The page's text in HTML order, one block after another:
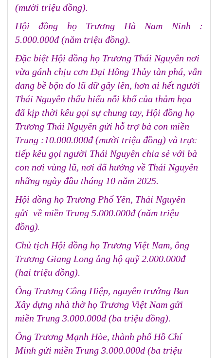
(mười triệu đồng).
Hội đồng họ Trương Hà Nam Ninh :
5.000.000đ (năm triệu đồng).
Đặc biệt Hội đồng họ Trương Thái Nguyên nơi
vừa gánh chịu cơn Đại Hồng Thủy tàn phá, vẫn
đang bề bộn do lũ dữ gây lên, hơn ai hết người
Thái Nguyên thấu hiểu nỗi khổ của thảm họa
đã kịp thời kêu gọi sự chung tay, Hội đồng họ
Trương Thái Nguyên gửi hỗ trợ bà con miền
Trung :10.000.000đ (mười triệu đồng) và trực
tiếp kêu gọi người Thái Nguyên chia sẻ với bà
con nơi vùng lũ, nơi đã hướng về Thái Nguyên
những ngày đầu tháng 10 năm 2025.
Hội đồng họ Trương Phổ Yên, Thái Nguyên
gửi về miền Trung 5.000.000đ (năm triệu
đồng).
Chủ tịch Hội đồng họ Trương Việt Nam, ông
Trương Giang Long ủng hộ quỹ 2.000.000đ
(hai triệu đồng).
Ông Trương Công Hiệp, nguyên trưởng Ban
Xây dựng nhà thờ họ Trương Việt Nam gửi
miền Trung 3.000.000đ (ba triệu đồng).
Ông Trương Mạnh Hòe, thành phố Hồ Chí
Minh gửi miền Trung 3.000.000đ (ba triệu